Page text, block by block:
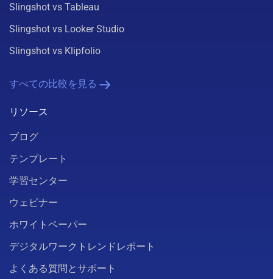
Slingshot vs Tableau
Slingshot vs Looker Studio
Slingshot vs Klipfolio
すべての比較を見る
リソース
ブログ
テンプレート
学習センター
ウェビナー
ホワイトペーパー
デジタルワークトレンドレポート
よくある質問とサポート